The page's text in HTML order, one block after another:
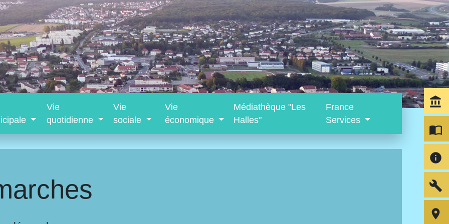
Vie
quotidienne
Vie
sociale
Vie
économique
Médiathèque "Les
Halles"
France
Services
account_balance
import_contacts
info
build
room